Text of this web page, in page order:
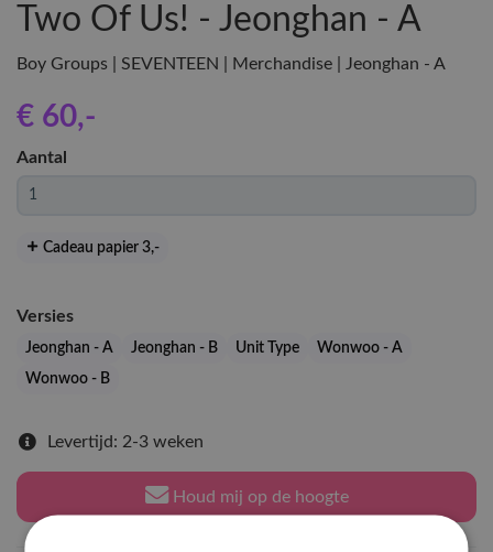
Two Of Us! - Jeonghan - A
Boy Groups | SEVENTEEN | Merchandise | Jeonghan - A
€ 60,-
Aantal
Cadeau papier 3,-
Versies
Jeonghan - A Jeonghan - B Unit Type
Wonwoo - A
Wonwoo - B
Levertijd: 2-3 weken
Houd mij op de hoogte